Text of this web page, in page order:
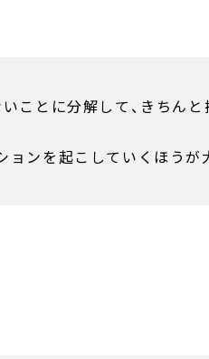
ことに分解して、きちん
ョンを起こしていくほうが